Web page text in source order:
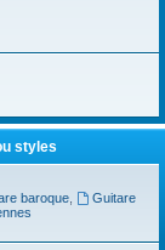
styles
baroque,
Guitare